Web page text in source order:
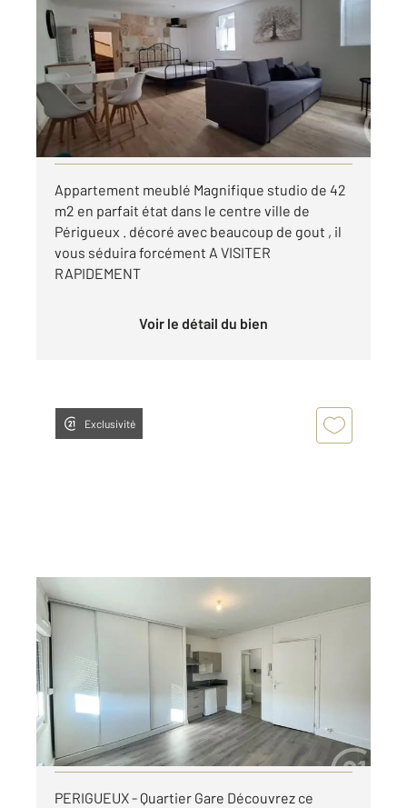
42 m2, 1 pièce
Ref : 21453
Appartement F1 à louer
500 €
par mois charges comprises
Visiter le site dédié
Appartement meublé Magnifique studio de 42
m2 en parfait état dans le centre ville de
Périgueux . décoré avec beaucoup de gout , il
vous séduira forcément A VISITER
RAPIDEMENT
Voir le détail du bien
Exclusivité
PERIGUEUX 24
21,53 m 2, 1 pièce
Appartement F1 à louer
330 €
par mois charges comprises
Visiter le site dédié
PERIGUEUX - Quartier Gare Découvrez ce